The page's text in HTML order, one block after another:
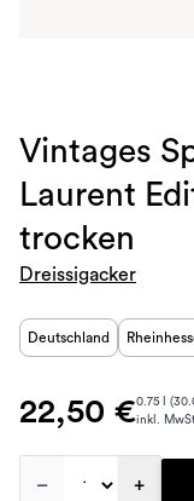
Vintages
Laurent
trocken
Dreissigacker
Deutschland
22,50 €0.75 l
inkl.
– +